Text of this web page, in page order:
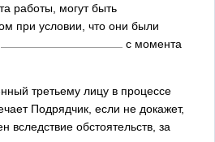
работы, могут быть
при условии, что они были
с момента
третьему лицу в процессе
Подрядчик, если не докажет,
вследствие обстоятельств, за